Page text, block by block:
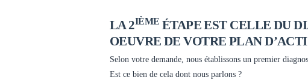
LA 2IÈME ÉTAPE EST CELLE DU
OEUVRE DE VOTRE PLAN
Selon votre demande, nous établissons un premier
Est ce bien de cela dont nous parlons ?